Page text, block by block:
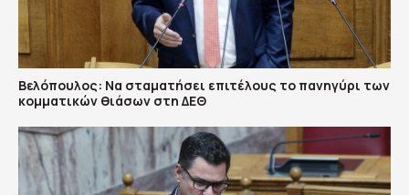
Βελόπουλος: Να σταματήσει επιτέλους το πανηγύρι των
κομματικών θιάσων στη ΔΕΘ